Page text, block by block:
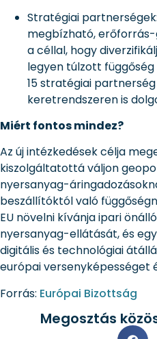
Stratégiai
megbízható,
a céllal, hogy
legyen túlzott
15 stratégiai
keretrendszeren is
Miért fontos mindez?
Az új intézkedések célja
kiszolgáltatottá váljon
nyersanyag-
beszállítóktól való
EU növelni kívánja ipari
nyersanyag-ellátását, és
digitális és technológiai
európai versenyképességet
Forrás: Európai Bizottság
Megosztás